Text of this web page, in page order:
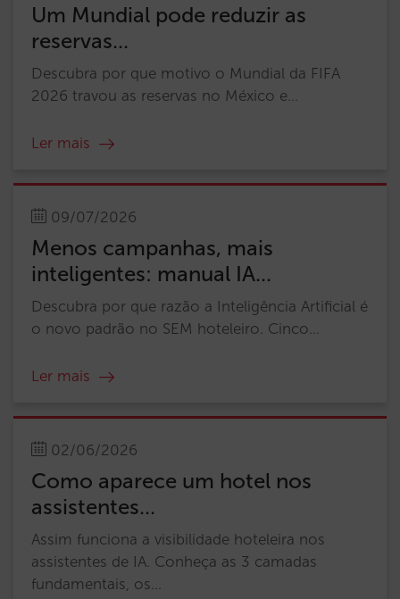
Um Mundial pode reduzir as
reservas...
Descubra por que motivo o Mundial da FIFA
2026 travou as reservas no México e...
Ler mais
09/07/2026
Menos campanhas, mais
inteligentes: manual IA...
Descubra por que razão a Inteligência Artificial é
o novo padrão no SEM hoteleiro. Cinco...
Ler mais
02/06/2026
Como aparece um hotel nos
assistentes...
Assim funciona a visibilidade hoteleira nos
assistentes de IA. Conheça as 3 camadas
fundamentais, os...